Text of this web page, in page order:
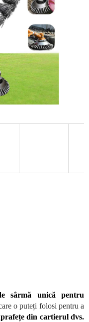
sârmă unică pentru
o puteți folosi pentru a
din cartierul dvs.